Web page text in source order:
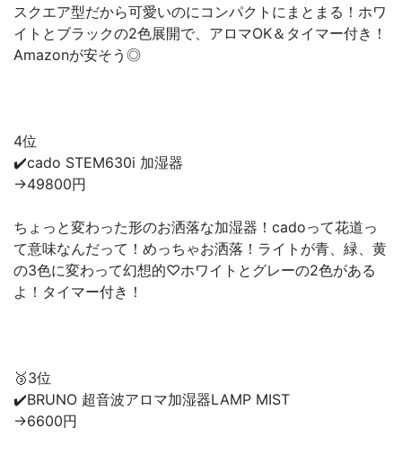
スクエア型だから可愛いのにコンパクトにまとまる！ホワ
イトとブラックの2色展開で、アロマOK＆タイマー付き！
Amazonが安そう◎
4位
✔️cado STEM630i 加湿器
→49800円
ちょっと変わった形のお洒落な加湿器！cadoって花道っ
て意味なんだって！めっちゃお洒落！ライトが青、緑、黄
の3色に変わって幻想的♡ホワイトとグレーの2色がある
よ！タイマー付き！
🥉3位
✔️BRUNO 超音波アロマ加湿器LAMP MIST
→6600円